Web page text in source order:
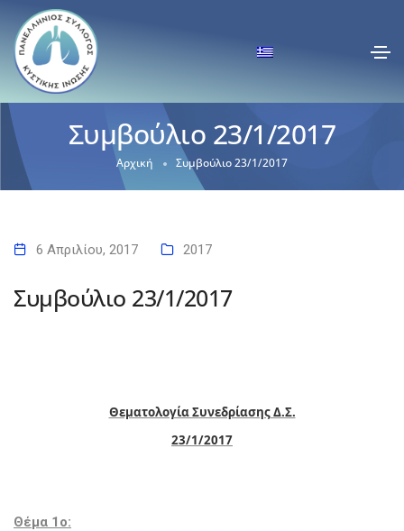
Συμβούλιο 23/1/2017
Αρχική Συμβούλιο 23/1/2017
6 Απριλίου, 2017 2017
Συμβούλιο 23/1/2017
Θεματολογία Συνεδρίασης Δ.Σ.
23/1/2017
Θέμα 1ο: